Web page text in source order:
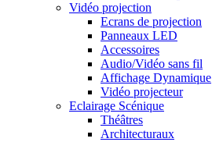
Vidéo projection
Ecrans de projection
Panneaux LED
Accessoires
Audio/Vidéo sans fil
Affichage Dynamique
Vidéo projecteur
Eclairage Scénique
Théâtres
Architecturaux